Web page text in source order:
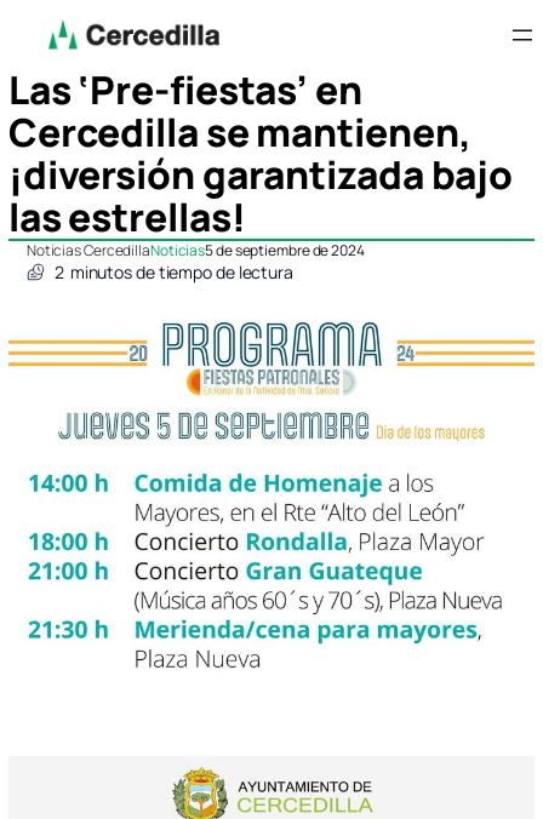
Las ‘Pre-fiestas’ en
Cercedilla se mantienen,
¡diversión garantizada bajo
las estrellas!
Noticias CercedillaNoticias5 de septiembre de 2024
2 minutos de tiempo de lectura